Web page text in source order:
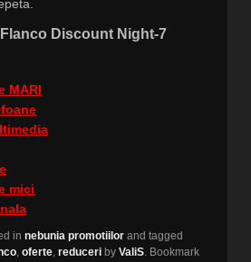
Discount Night-7
MARI
mici
in nebunia promotiilor and tagged
, oferte, reduceri by ValiS. Bookmark